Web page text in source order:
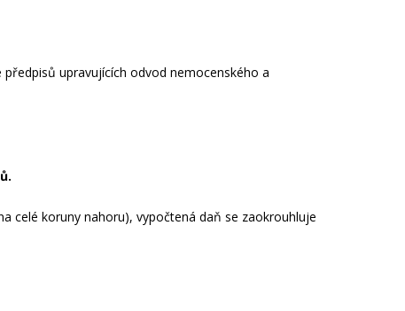
upravujících odvod nemocenského a
celé koruny nahoru), vypočtená daň se zaokrouhluje